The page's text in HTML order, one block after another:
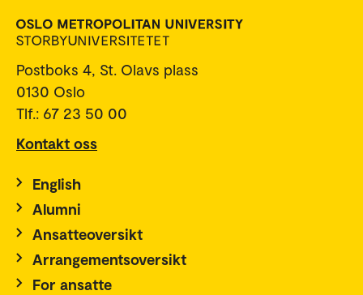
Postboks 4, St. Olavs plass
0130 Oslo
Tlf.: 67 23 50 00
Kontakt oss
English
Alumni
Ansatteoversikt
Arrangementsoversikt
For ansatte